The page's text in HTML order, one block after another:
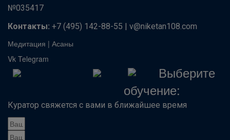
№035417
Контакты: +7 (495) 142-88-55 | v@niketan108.com
Медитация | Асаны
Vk Telegram
Выберите
обучение:
Куратор свяжется с вами в ближайшее время